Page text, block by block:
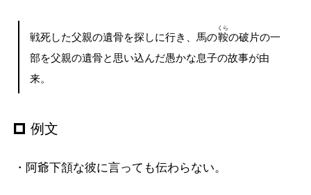
戦死した父親の遺骨を探しに行き、馬の鞍
くら
の破片の一
部を父親の遺骨と思い込んだ愚かな息子の故事が由
来。
例文
・阿爺下頷な彼に言っても伝わらない。